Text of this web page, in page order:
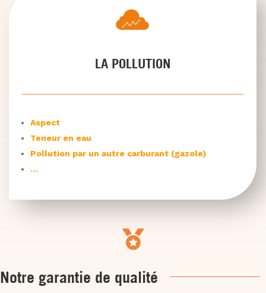
LA POLLUTION
Aspect
Teneur en eau
Pollution par un autre carburant (gazole)
…

Notre garantie de qualité